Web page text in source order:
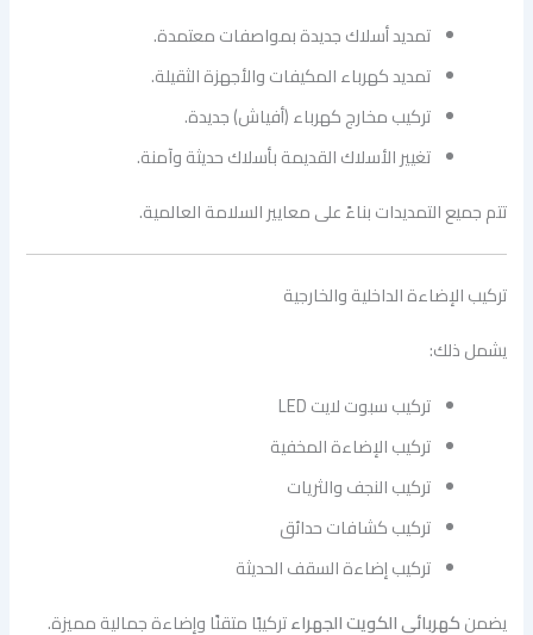
تمديد أسلاك جديدة بمواصفات معتمدة.
تمديد كهرباء المكيفات والأجهزة الثقيلة.
تركيب مخارج كهرباء (أفياش) جديدة.
تغيير الأسلاك القديمة بأسلاك حديثة وآمنة.
تتم جميع التمديدات بناءً على معايير السلامة العالمية.
تركيب الإضاءة الداخلية والخارجية
يشمل ذلك:
تركيب سبوت لايت LED
تركيب الإضاءة المخفية
تركيب النجف والثريات
تركيب كشافات حدائق
تركيب إضاءة السقف الحديثة
يضمنكهربائي الكويت الجهراءتركيبًا متقنًا وإضاءة جمالية مميزة.